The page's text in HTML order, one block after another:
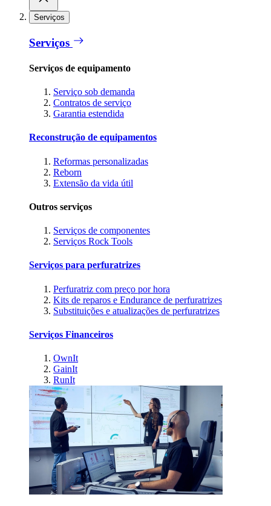
Serviços
Serviços
Serviços de equipamento
Serviço sob demanda
Contratos de serviço
Garantia estendida
Reconstrução de equipamentos
Reformas personalizadas
Reborn
Extensão da vida útil
Outros serviços
Serviços de componentes
Serviços Rock Tools
Serviços para perfuratrizes
Perfuratriz com preço por hora
Kits de reparos e Endurance de perfuratrizes
Substituições e atualizações de perfuratrizes
Serviços Financeiros
OwnIt
GainIt
RunIt